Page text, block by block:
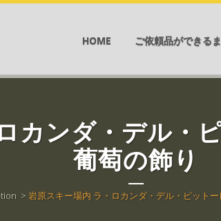
HOME ご依頼品ができる
カンダ・デル・
葡萄の飾り
> 岩原スキー場内 ラ・ロカンダ・デル・ピット